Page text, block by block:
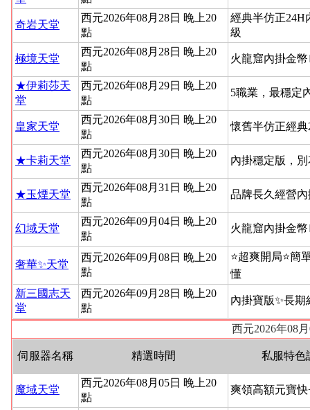
奇岩天堂
西元2026年08月28日 晚上20
點
經典半仿正24H
級
極境天堂
西元2026年08月28日 晚上20
點
火龍窟內掛金
★伊莉莎天
堂
西元2026年08月29日 晚上20
點
5職業，最穩定
皇家天堂
西元2026年08月30日 晚上20
點
懷舊半仿正經
★卡莉天堂
西元2026年08月30日 晚上20
點
內掛穩定版，
★玉煙天堂
西元2026年08月31日 晚上20
點
品牌長久經營
幻域天堂
西元2026年09月04日 晚上20
點
火龍窟內掛金
奢華✨天堂
西元2026年09月08日 晚上20
點
⭐超爽開局⭐簡
懂
新三國志天
堂
西元2026年09月28日 晚上20
點
內掛寶版✨長期
西元2026年08
伺服器名稱 精選時間 私服特色
魔域天堂
西元2026年08月05日 晚上20
點
爽領高額元寶